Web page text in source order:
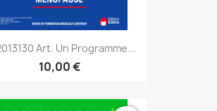
Art. Un Programme...
10,00 €